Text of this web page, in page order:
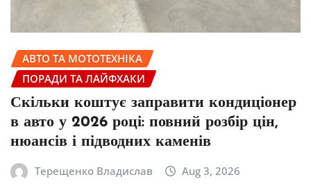
АВТО ТА МОТОТЕХНІКА
ПОРАДИ ТА ЛАЙФХАКИ
Скільки коштує заправити кондиціонер
в авто у 2026 році: повний розбір цін,
нюансів і підводних каменів
Терещенко Владислав Aug 3, 2026